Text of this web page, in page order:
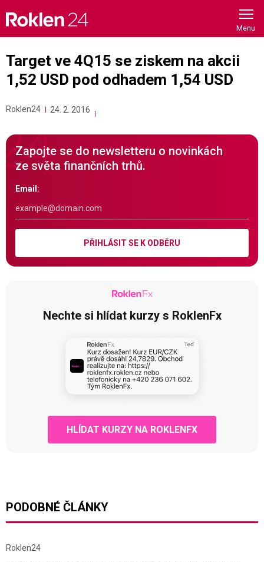
content
Target ve 4Q15 se ziskem na akcii
1,52 USD pod odhadem 1,54 USD
Roklen24 24. 2. 2016
Zapojte se do newsletteru o novinkách
ze světa finančních trhů.
Email:
PŘIHLÁSIT SE K ODBĚRU
Nechte si hlídat kurzy s RoklenFx
HLÍDAT KURZY NA ROKLENFX
PODOBNÉ ČLÁNKY
Roklen24